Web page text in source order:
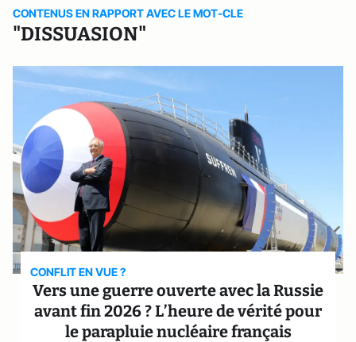
CONTENUS EN RAPPORT AVEC LE MOT-CLE
"DISSUASION"
CONFLIT EN VUE ?
Vers une guerre ouverte avec la Russie
avant fin 2026 ? L’heure de vérité pour
le parapluie nucléaire français